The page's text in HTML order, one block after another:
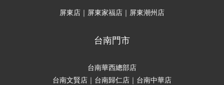
屏東店｜屏東家福店｜屏東潮州店
台南門市
台南華西總部店
台南文賢店｜台南歸仁店｜台南中華店